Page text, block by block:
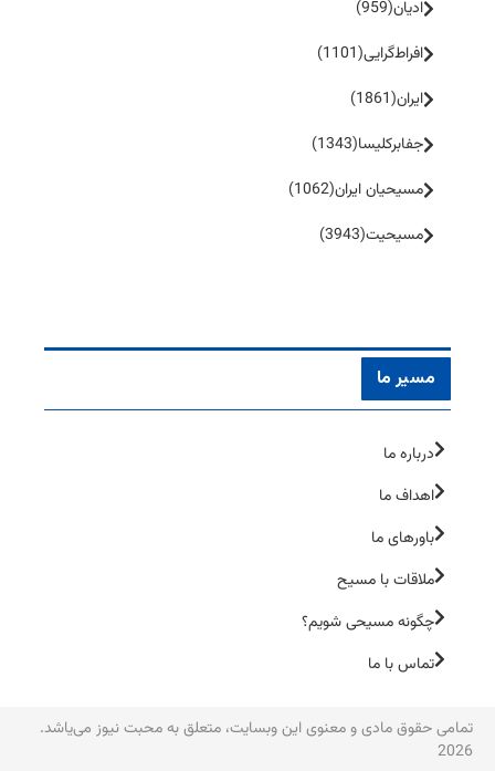
ادیان(959)
افراط‌گرایی(1101)
ایران(1861)
جفا‌بر‌کلیسا(1343)
مسیحیان ایران(1062)
مسیحیت(3943)
مسیر ما
درباره ما
اهداف ما
باورهای ما
ملاقات با مسیح
چگونه مسیحی شویم؟
تماس با ما
تمامی حقوق مادی و معنوی این وبسایت، متعلق به محبت نیوز می‌یاشد.
2026